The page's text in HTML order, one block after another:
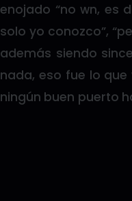
enojado “no wn, es
solo yo conozco”,
además siendo
nada, eso fue lo
ningún buen puerto